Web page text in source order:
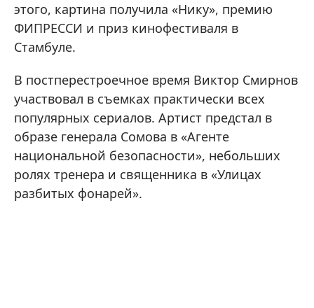
этого, картина получила «Нику», премию
ФИПРЕССИ и приз кинофестиваля в
Стамбуле.
В постперестроечное время Виктор Смирнов
участвовал в съемках практически всех
популярных сериалов. Артист предстал в
образе генерала Сомова в «Агенте
национальной безопасности», небольших
ролях тренера и священника в «Улицах
разбитых фонарей».